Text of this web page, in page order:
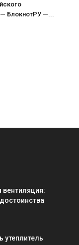
— БлокнотРУ —...
вентиляция:
утеплитель